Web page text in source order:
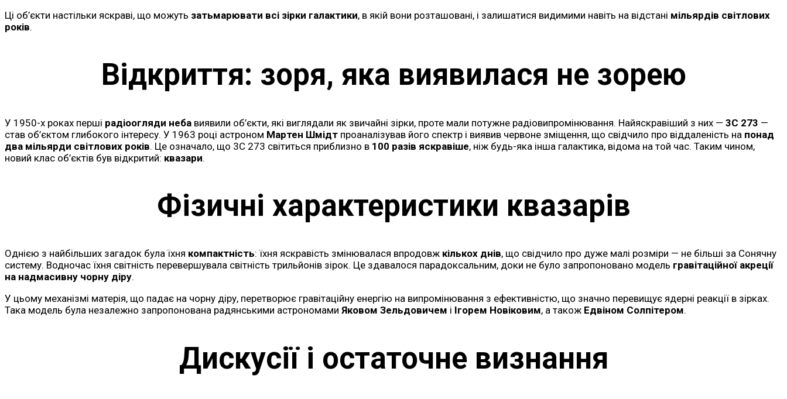
Ці об’єкти настільки яскраві, що можуть затьмарювати всі зірки галактики, в якій вони розташовані, і залишатися видимими навіть на відстані мільярдів світлових
років.
Відкриття: зоря, яка виявилася не зорею
У 1950-х роках перші радіоогляди неба виявили об’єкти, які виглядали як звичайні зірки, проте мали потужне радіовипромінювання. Найяскравіший з них — 3C 273 —
став об’єктом глибокого інтересу. У 1963 році астроном Мартен Шмідт проаналізував його спектр і виявив червоне зміщення, що свідчило про віддаленість на понад
два мільярди світлових років. Це означало, що 3C 273 світиться приблизно в 100 разів яскравіше, ніж будь-яка інша галактика, відома на той час. Таким чином,
новий клас об’єктів був відкритий: квазари.
Фізичні характеристики квазарів
Однією з найбільших загадок була їхня компактність: їхня яскравість змінювалася впродовж кількох днів, що свідчило про дуже малі розміри — не більші за Сонячну
систему. Водночас їхня світність перевершувала світність трильйонів зірок. Це здавалося парадоксальним, доки не було запропоновано модель гравітаційної акреції
на надмасивну чорну діру.
У цьому механізмі матерія, що падає на чорну діру, перетворює гравітаційну енергію на випромінювання з ефективністю, що значно перевищує ядерні реакції в зірках.
Така модель була незалежно запропонована радянськими астрономами Яковом Зельдовичем і Ігорем Новіковим, а також Едвіном Солпітером.
Дискусії і остаточне визнання